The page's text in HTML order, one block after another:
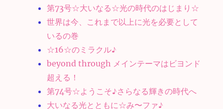
第73号☆大いなる☆光の時代のはじまり☆
世界は今、これまで以上に光を必要として
いるの巻
☆16☆のミラクル♪
beyond through メインテーマはビヨンド
超える！
第74号☆ようこそ♪さらなる輝きの時代へ
大いなる光とともに☆み〜ファ♪